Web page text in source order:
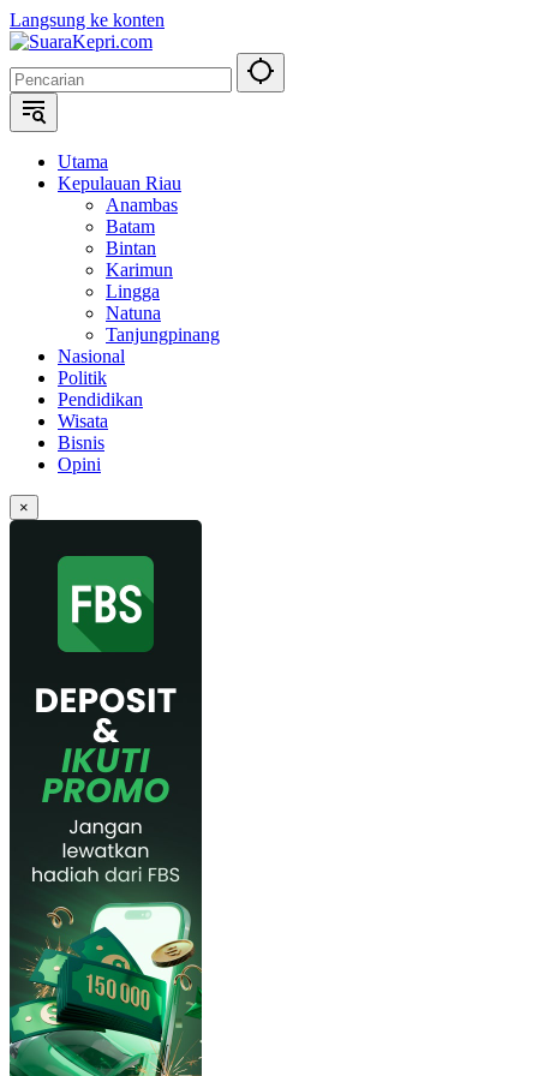
Langsung ke konten
Utama
Kepulauan Riau
Anambas
Batam
Bintan
Karimun
Lingga
Natuna
Tanjungpinang
Nasional
Politik
Pendidikan
Wisata
Bisnis
Opini
×